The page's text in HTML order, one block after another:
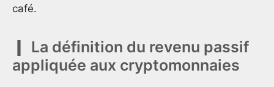
café.
La définition du revenu passif
appliquée aux cryptomonnaies